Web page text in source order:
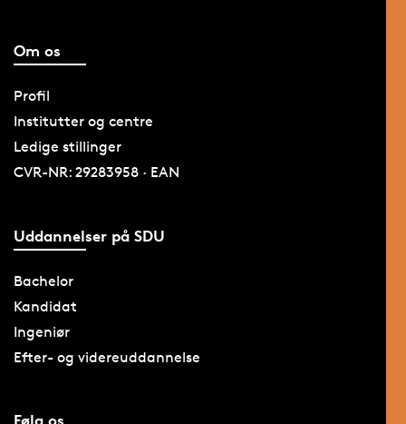
Om os
Profil
Institutter og centre
Ledige stillinger
CVR-NR: 29283958 · EAN
Uddannelser på SDU
Bachelor
Kandidat
Ingeniør
Efter- og videreuddannelse